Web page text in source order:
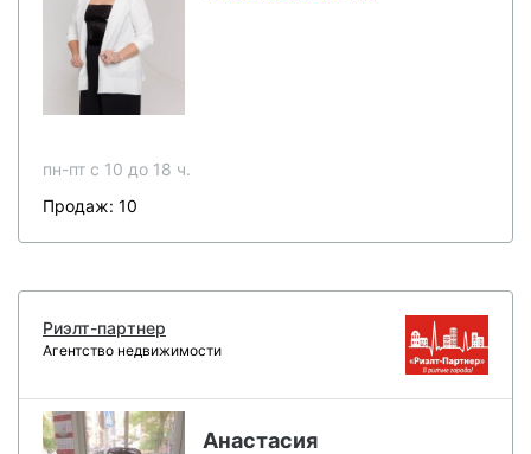
пн-пт c 10 до 18 ч.
Продаж: 10
Риэлт-партнер
Агентство недвижимости
Анастасия